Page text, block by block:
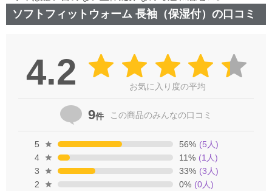
ソフトフィットウォーム 長袖（保湿付）の口コミ
4.2 お気に入り度の平均
9件 この商品のみんなの口コミ
5 56% (5 人)
4
11% (1 人)
3
33% (3 人)
2
0% (0人)